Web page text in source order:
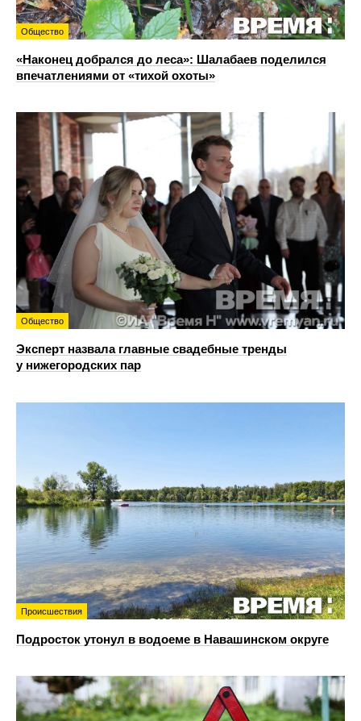
Общество
«Наконец добрался до леса»: Шалабаев поделился
впечатлениями от «тихой охоты»
Общество
Эксперт назвала главные свадебные тренды
у нижегородских пар
Происшествия
Подросток утонул в водоеме в Навашинском округе